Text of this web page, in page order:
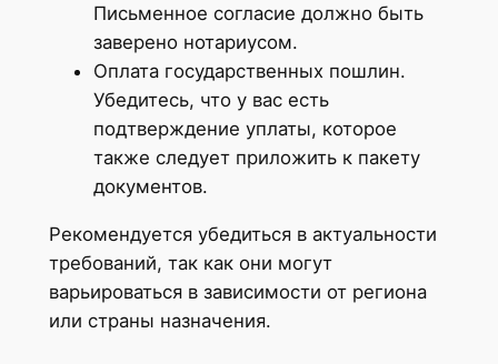
Письменное согласие должно быть
заверено нотариусом.
Оплата государственных пошлин.
Убедитесь, что у вас есть
подтверждение уплаты, которое
также следует приложить к пакету
документов.
Рекомендуется убедиться в актуальности
требований, так как они могут
варьироваться в зависимости от региона
или страны назначения.